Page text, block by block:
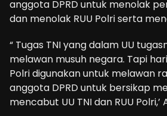
anggota DPRD untuk menolak
dan menolak RUU Polri serta
“ Tugas TNI yang dalam UU
melawan musuh negara. Tapi
Polri digunakan untuk melawan
anggota DPRD untuk bersikap
mencabut UU TNI dan RUU